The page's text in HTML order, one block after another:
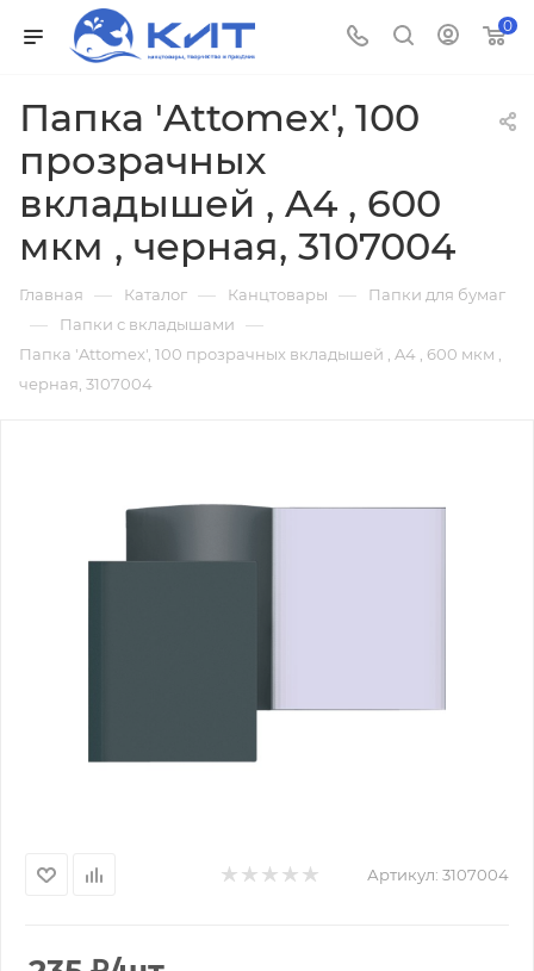
0
Папка 'Attomex', 100
прозрачных
вкладышей , A4 , 600
мкм , черная, 3107004
Главная — Каталог — Канцтовары — Папки для бумаг
— Папки с вкладышами —
Папка 'Attomex', 100 прозрачных вкладышей , A4 , 600 мкм ,
черная, 3107004
Артикул: 3107004